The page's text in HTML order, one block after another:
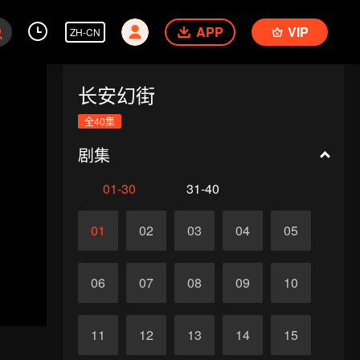
ZH-CN APP VIP
长安幻街
全40集
剧集
01-30 31-40
01 02 03 04 05
06 07 08 09 10
11 12 13 14 15